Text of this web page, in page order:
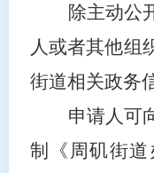
除主动公
人或者其他组
街道相关政务
申请人可
制《周矶街道